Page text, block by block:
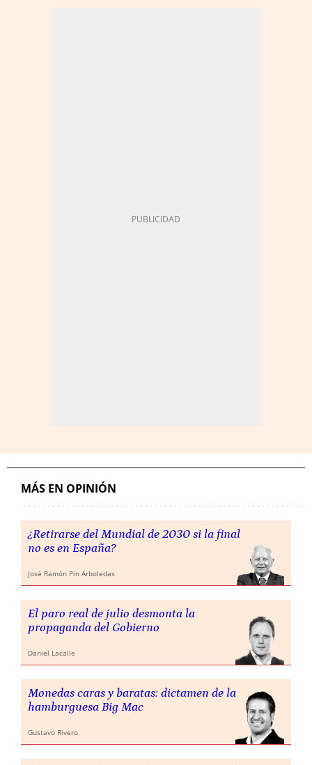
MÁS EN OPINIÓN
¿Retirarse del Mundial de 2030 si la final
no es en España?
José Ramón Pin Arboledas
El paro real de julio desmonta la
propaganda del Gobierno
Daniel Lacalle
Monedas caras y baratas: dictamen de la
hamburguesa Big Mac
Gustavo Rivero